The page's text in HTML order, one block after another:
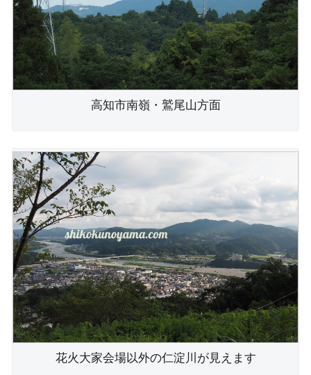
高知市南嶺・鷲尾山方面
花火大家会場以外の仁淀川が見えます